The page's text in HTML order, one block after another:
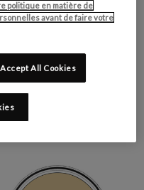
POUR MURS DE
FINITION MATE -
TEMPÊTE DE SABLE
€0,99 - €45,50
politique en matière de
avant de faire votre
Accept All Cookies